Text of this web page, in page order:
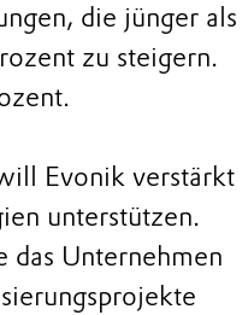
die jünger als
zu steigern.
Evonik verstärkt
unterstützen.
das Unternehmen